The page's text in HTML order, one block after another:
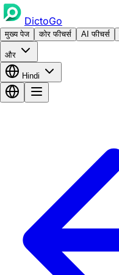
DictoGo
मुख्य पेज कोर फीचर्स AI फीचर्स
और
Hindi